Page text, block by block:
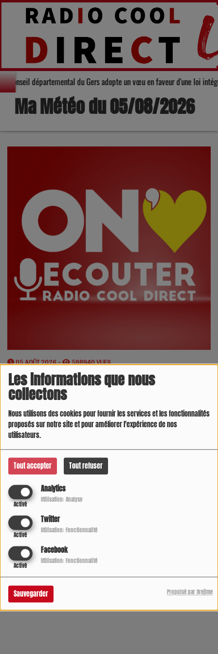
Les informations que nous
collectons
Nous utilisons des cookies pour fournir les services et les fonctionnalités
proposés sur notre site et pour améliorer l'expérience de nos
utilisateurs.
Tout accepter Tout refuser
Analytics
Activé
Utilisation: Analyse
Twitter
Activé
Utilisation: Fonctionnalité
Facebook
Activé
Utilisation: Fonctionnalité
Sauvegarder Propulsé par Orejime
: Le Conseil départemental du Gers adopte un vœu en faveur
Ma Météo du 05/08/2026
05 AOÛT 2026 - 598940 VUES
Écouter le podcast
Télécharger le podcast
Météo Sérignac-sur-Garonne
Météo Auch
M6météo
Météo Montauban©M6météo
Météo Agen© M6météo
Météo Périgueux